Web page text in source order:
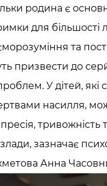
родина є
для більшості
та
призвести до
У дітей, які
насилля,
тривожність
зазначає
Анна